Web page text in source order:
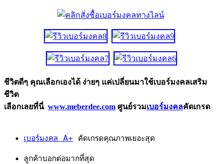
ชีวิตดีๆ คุณเลือกเองได้ ง่ายๆ แค่เปลี่ยนมาใช้เบอร์มงคลเสริม
ชีวิต
เลือกเลยที่นี่ www.meberdee.com ศูนย์รวมเบอร์มงคลคัดเกรด
เบอร์มงคล A+ คัดเกรดคุณภาพเยอะสุด
ลูกค้าบอกต่อมากที่สุด